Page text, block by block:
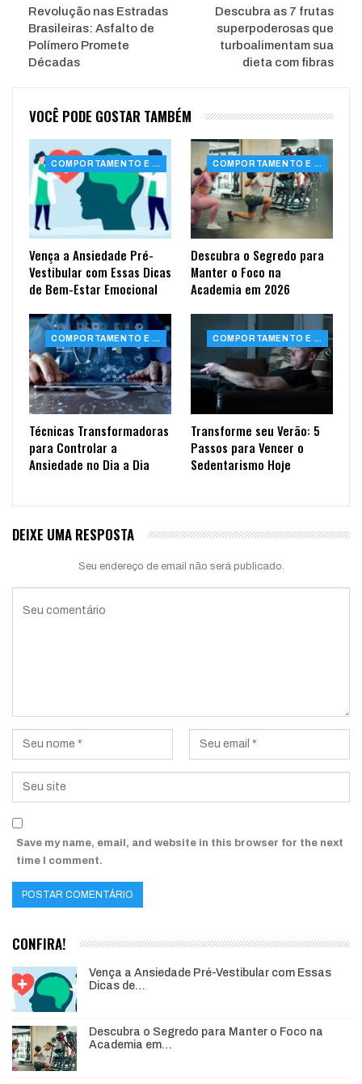
Revolução nas Estradas
Brasileiras: Asfalto de
Polímero Promete
Décadas
Descubra as 7 frutas
superpoderosas que
turboalimentam sua
dieta com fibras
VOCÊ PODE GOSTAR TAMBÉM
COMPORTAMENTO E SAÚDE
Vença a Ansiedade Pré-
Vestibular com Essas Dicas
de Bem-Estar Emocional
COMPORTAMENTO E SAÚDE
Descubra o Segredo para
Manter o Foco na
Academia em 2026
COMPORTAMENTO E SAÚDE
Técnicas Transformadoras
para Controlar a
Ansiedade no Dia a Dia
COMPORTAMENTO E SAÚDE
Transforme seu Verão: 5
Passos para Vencer o
Sedentarismo Hoje
DEIXE UMA RESPOSTA
Seu endereço de email não será publicado.
Save my name, email, and website in this browser for the next
time I comment.
CONFIRA!
Vença a Ansiedade Pré-Vestibular com Essas
Dicas de…
Descubra o Segredo para Manter o Foco na
Academia em…